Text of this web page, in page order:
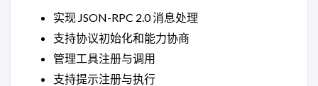
实现 JSON-RPC 2.0 消息处理
支持协议初始化和能力协商
管理工具注册与调用
支持提示注册与执行